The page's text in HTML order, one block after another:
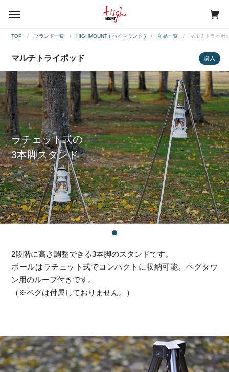
TOP ブランド一覧 HIGHMOUNT ( ハイマウント ) 商品一覧 マルチトライポ
マルチトライポッド 購入
ラチェット式の
3本脚スタンド
2段階に高さ調整できる3本脚のスタンドです。
ポールはラチェット式でコンパクトに収納可能。ペグタウ
ン用のループ付きです。
（※ペグは付属しておりません。）